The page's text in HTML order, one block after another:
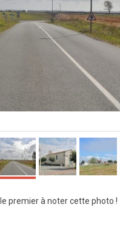
premier à noter cette photo !